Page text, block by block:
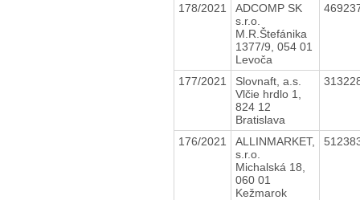
178/2021
ADCOMP SK
s.r.o.
M.R.Štefánika
1377/9, 054 01
Levoča
177/2021
Slovnaft, a.s.
Vlčie hrdlo 1,
824 12
Bratislava
176/2021
ALLINMARKET,
s.r.o.
Michalská 18,
060 01
Kežmarok